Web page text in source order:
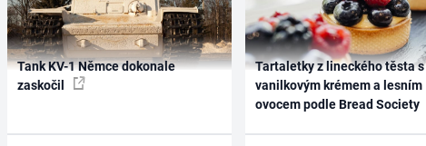
Tank KV-1 Němce dokonale
zaskočil
Tartaletky z lineckého těsta s
vanilkovým krémem a lesním
ovocem podle Bread Society